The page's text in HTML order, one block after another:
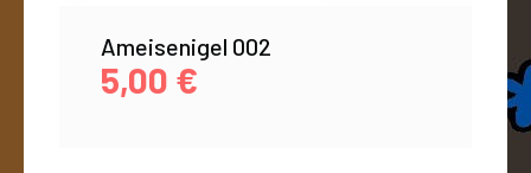
Ameisenigel 002
5,00 €